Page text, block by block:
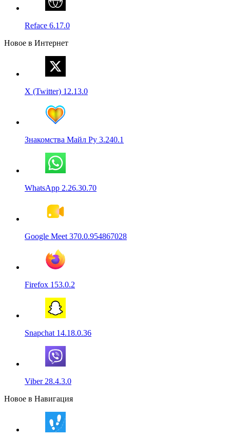
Reface 6.17.0
Новое в Интернет
X (Twitter) 12.13.0
Знакомства Майл Ру 3.240.1
WhatsApp 2.26.30.70
Google Meet 370.0.954867028
Firefox 153.0.2
Snapchat 14.18.0.36
Viber 28.4.3.0
Новое в Навигация